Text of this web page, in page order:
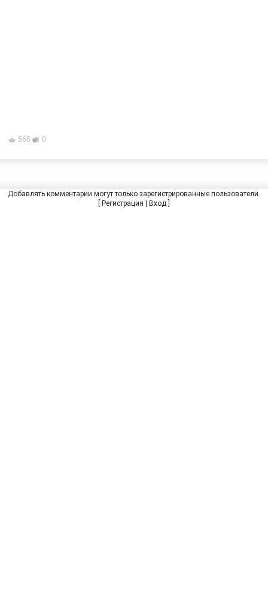
565 0
Добавлять комментарии могут только зарегистрированные пользователи.
Регистрация Вход